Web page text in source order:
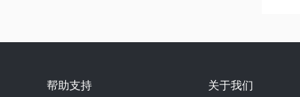
帮助支持 关于我们